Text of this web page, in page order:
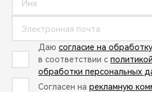
Даю согласие на
в соответствии с
обработки персональных
Согласен на рекламную